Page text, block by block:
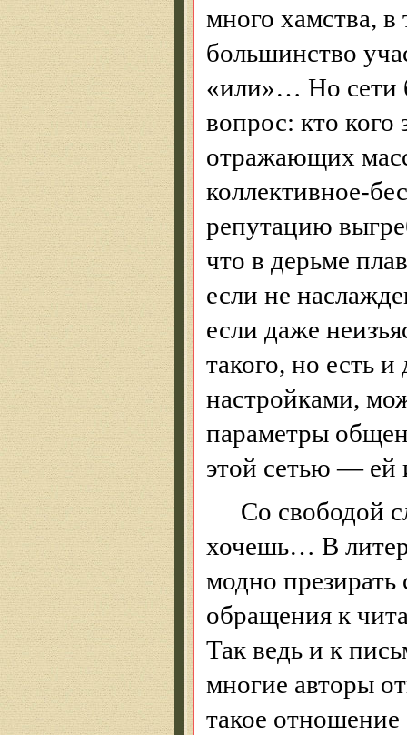
много хамства,
большинство
«или»… Но сети
вопрос: кто кого
отражающих
коллективное-
репутацию
что в дерьме
если не
если даже
такого, но есть
настройками,
параметры
этой сетью — ей
Со свободой
хочешь… В
модно
обращения к
Так ведь и к
многие авторы
такое